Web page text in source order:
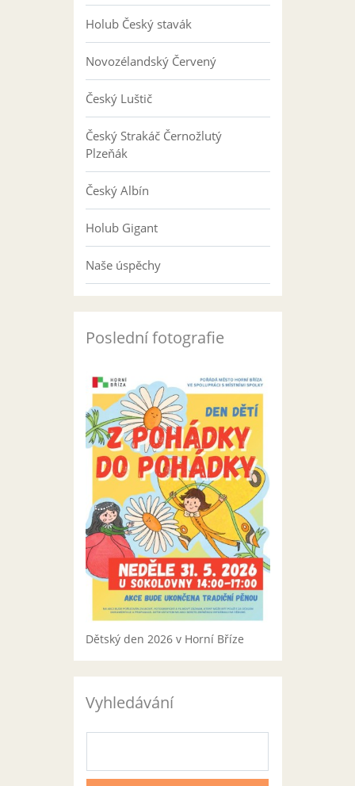
Holub Český stavák
Novozélandský Červený
Český Luštič
Český Strakáč Černožlutý
Plzeňák
Český Albín
Holub Gigant
Naše úspěchy
Poslední fotografie
Dětský den 2026 v Horní Bříze
Vyhledávání